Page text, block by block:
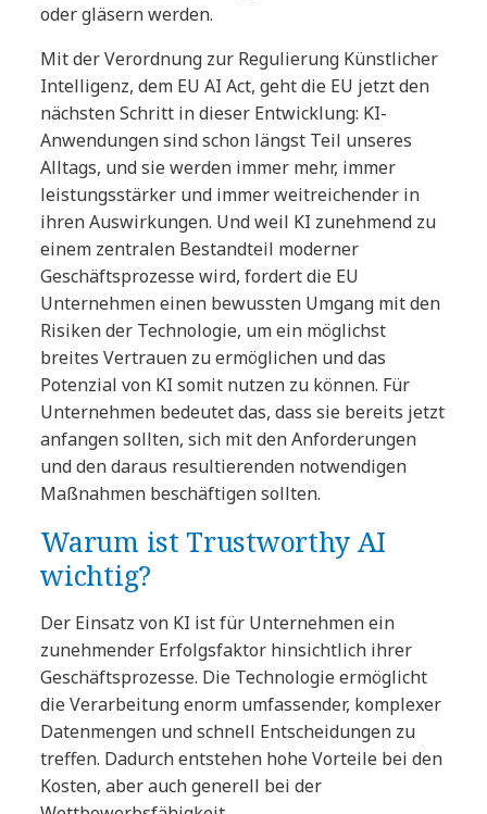
oder gläsern werden.
Mit der Verordnung zur Regulierung Künstlicher
Intelligenz, dem EU AI Act, geht die EU jetzt den
nächsten Schritt in dieser Entwicklung: KI-
Anwendungen sind schon längst Teil unseres
Alltags, und sie werden immer mehr, immer
leistungsstärker und immer weitreichender in
ihren Auswirkungen. Und weil KI zunehmend zu
einem zentralen Bestandteil moderner
Geschäftsprozesse wird, fordert die EU
Unternehmen einen bewussten Umgang mit den
Risiken der Technologie, um ein möglichst
breites Vertrauen zu ermöglichen und das
Potenzial von KI somit nutzen zu können. Für
Unternehmen bedeutet das, dass sie bereits jetzt
anfangen sollten, sich mit den Anforderungen
und den daraus resultierenden notwendigen
Maßnahmen beschäftigen sollten.
Warum ist Trustworthy AI
wichtig?
Der Einsatz von KI ist für Unternehmen ein
zunehmender Erfolgsfaktor hinsichtlich ihrer
Geschäftsprozesse. Die Technologie ermöglicht
die Verarbeitung enorm umfassender, komplexer
Datenmengen und schnell Entscheidungen zu
treffen. Dadurch entstehen hohe Vorteile bei den
Kosten, aber auch generell bei der